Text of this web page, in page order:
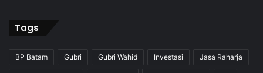
Tags
BP Batam Gubri Gubri Wahid Investasi Jasa Raharja